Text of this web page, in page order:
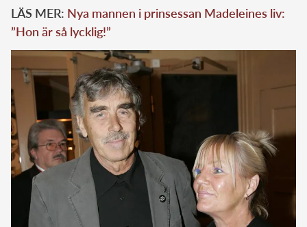
LÄS MER: Nya mannen i prinsessan Madeleines liv:
”Hon är så lycklig!”